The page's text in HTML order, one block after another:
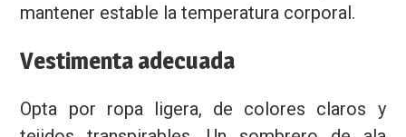
mantener estable la temperatura corporal.
Vestimenta adecuada
Opta por ropa ligera, de colores claros y